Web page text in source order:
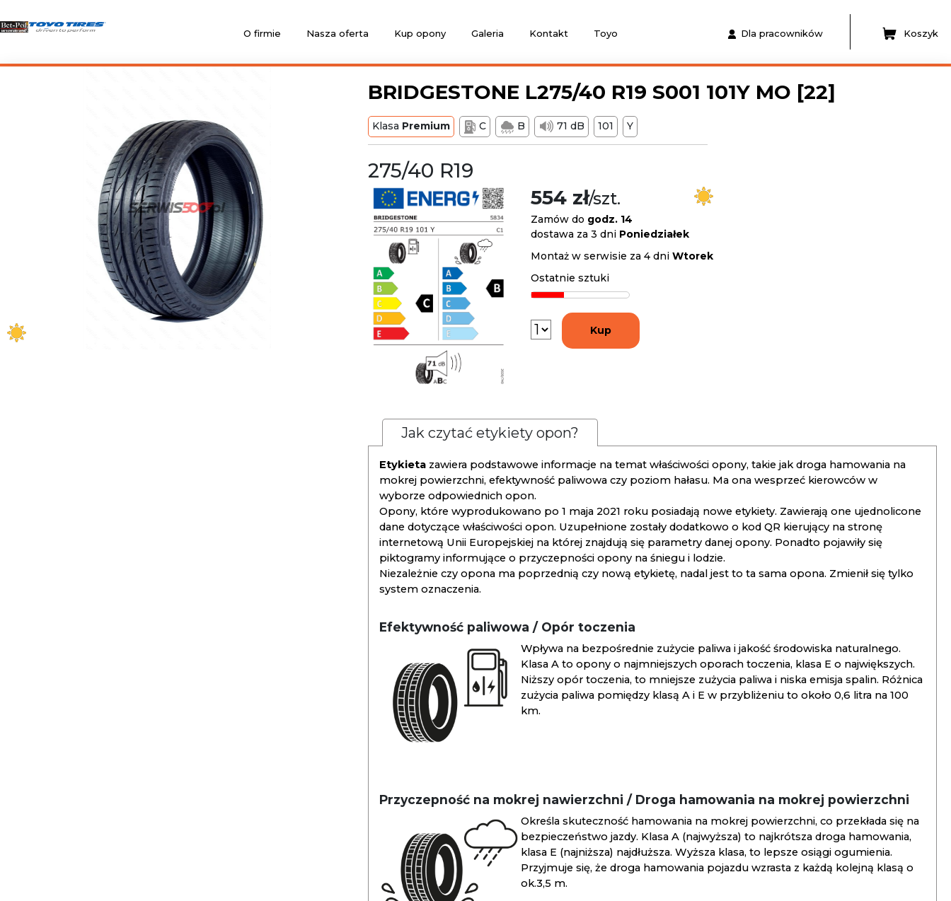
O firmie Nasza oferta Kup opony Galeria Kontakt Toyo Dla pracowników Koszyk
BRIDGESTONE L275/40 R19 S001 101Y MO [22]
Klasa Premium C B 71 dB 101 Y
275/40 R19
554 zł/szt.
Zamów do godz. 14
dostawa za 3 dni Poniedziałek
Montaż w serwisie za 4 dni Wtorek
Ostatnie sztuki
Kup
Jak czytać etykiety opon?
Etykieta zawiera podstawowe informacje na temat właściwości opony, takie jak droga hamowania na
mokrej powierzchni, efektywność paliwowa czy poziom hałasu. Ma ona wesprzeć kierowców w
wyborze odpowiednich opon.
Opony, które wyprodukowano po 1 maja 2021 roku posiadają nowe etykiety. Zawierają one ujednolicone
dane dotyczące właściwości opon. Uzupełnione zostały dodatkowo o kod QR kierujący na stronę
internetową Unii Europejskiej na której znajdują się parametry danej opony. Ponadto pojawiły się
piktogramy informujące o przyczepności opony na śniegu i lodzie.
Niezależnie czy opona ma poprzednią czy nową etykietę, nadal jest to ta sama opona. Zmienił się tylko
system oznaczenia.
Efektywność paliwowa / Opór toczenia
Wpływa na bezpośrednie zużycie paliwa i jakość środowiska naturalnego.
Klasa A to opony o najmniejszych oporach toczenia, klasa E o największych.
Niższy opór toczenia, to mniejsze zużycia paliwa i niska emisja spalin. Różnica
zużycia paliwa pomiędzy klasą A i E w przybliżeniu to około 0,6 litra na 100
km.
Przyczepność na mokrej nawierzchni / Droga hamowania na mokrej powierzchni
Określa skuteczność hamowania na mokrej powierzchni, co przekłada się na
bezpieczeństwo jazdy. Klasa A (najwyższa) to najkrótsza droga hamowania,
klasa E (najniższa) najdłuższa. Wyższa klasa, to lepsze osiągi ogumienia.
Przyjmuje się, że droga hamowania pojazdu wzrasta z każdą kolejną klasą o
ok.3,5 m.